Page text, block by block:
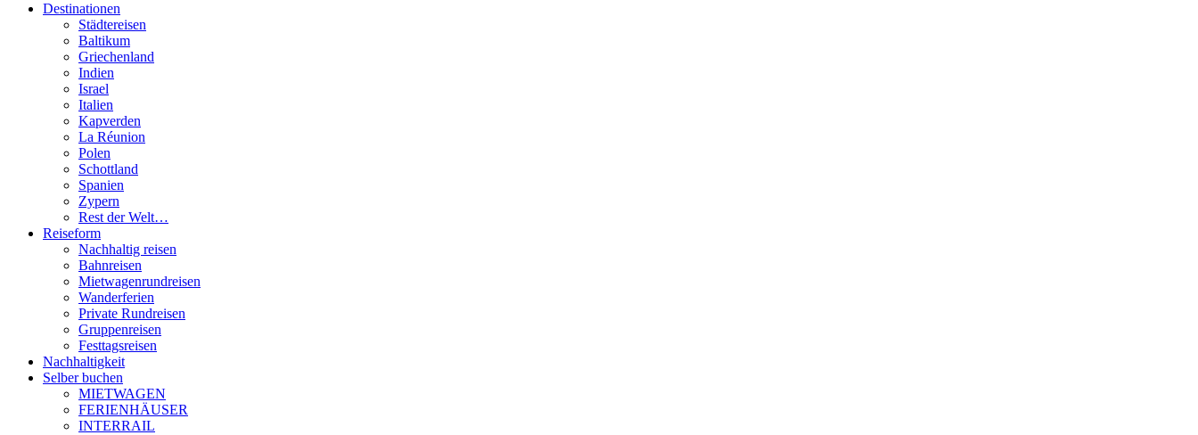
Destinationen
Städtereisen
Baltikum
Griechenland
Indien
Israel
Italien
Kapverden
La Réunion
Polen
Schottland
Spanien
Zypern
Rest der Welt…
Reiseform
Nachhaltig reisen
Bahnreisen
Mietwagenrundreisen
Wanderferien
Private Rundreisen
Gruppenreisen
Festtagsreisen
Nachhaltigkeit
Selber buchen
MIETWAGEN
FERIENHÄUSER
INTERRAIL